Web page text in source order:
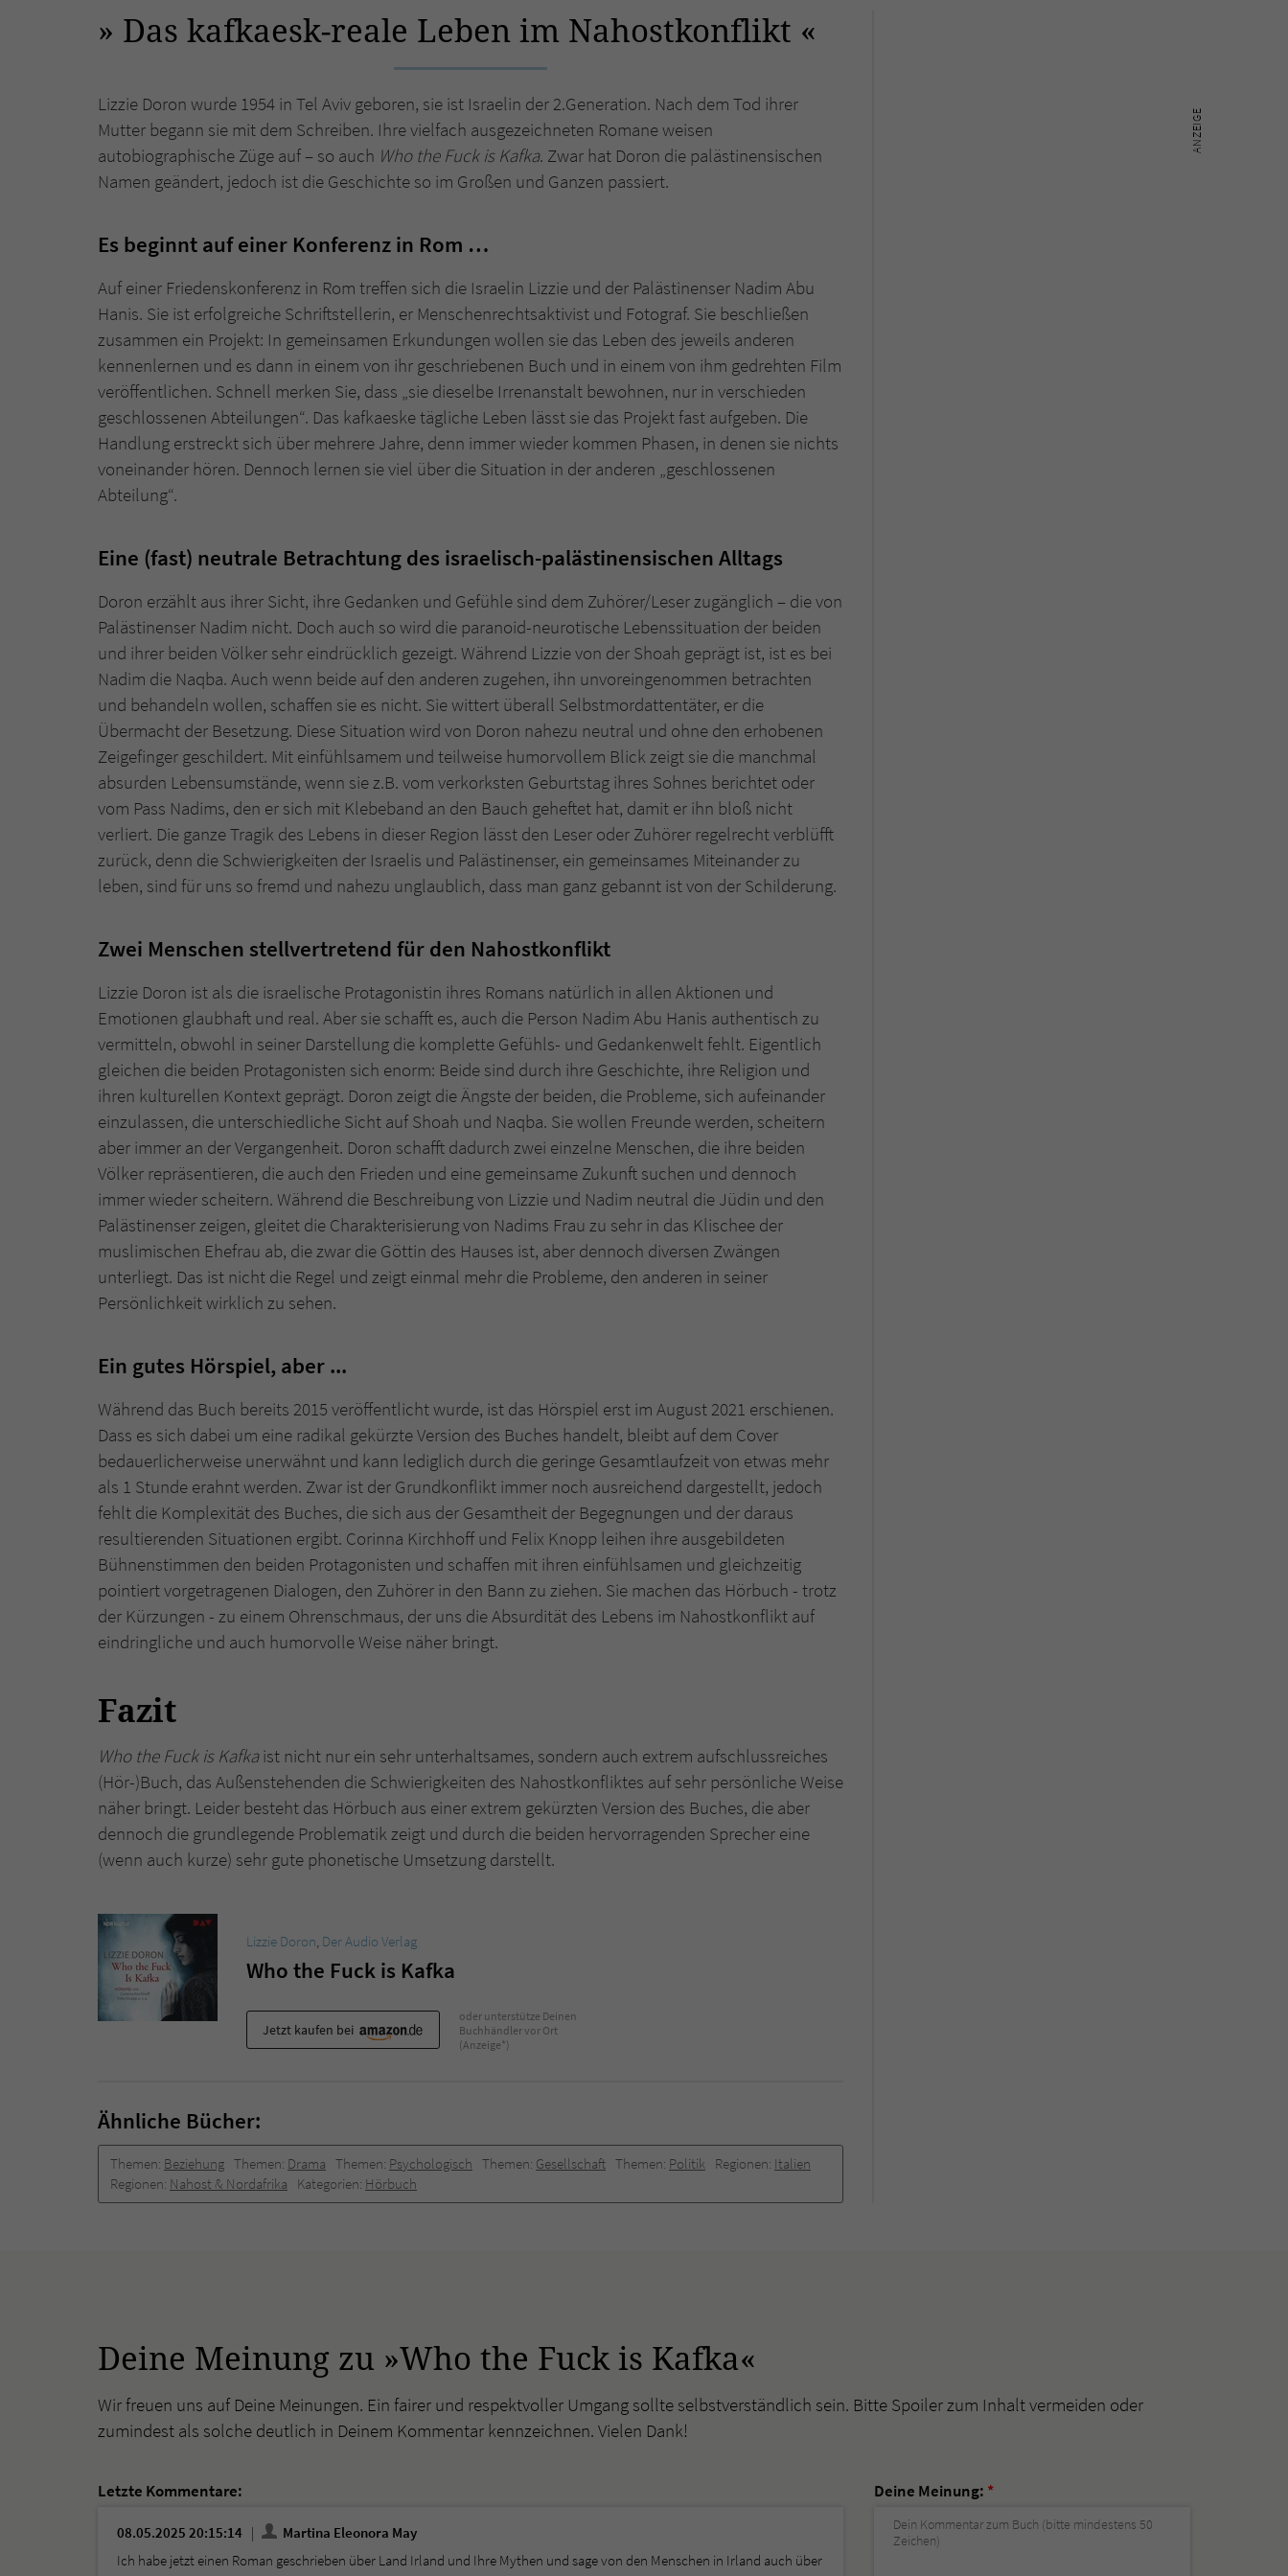
Das kafkaesk-reale Leben im Nahostkonflikt
Lizzie Doron wurde 1954 in Tel Aviv geboren, sie ist Israelin der 2.Generation. Nach dem Tod ihrer
Mutter begann sie mit dem Schreiben. Ihre vielfach ausgezeichneten Romane weisen
autobiographische Züge auf – so auch Who the Fuck is Kafka. Zwar hat Doron die palästinensischen
Namen geändert, jedoch ist die Geschichte so im Großen und Ganzen passiert.
Es beginnt auf einer Konferenz in Rom …
Auf einer Friedenskonferenz in Rom treffen sich die Israelin Lizzie und der Palästinenser Nadim Abu
Hanis. Sie ist erfolgreiche Schriftstellerin, er Menschenrechtsaktivist und Fotograf. Sie beschließen
zusammen ein Projekt: In gemeinsamen Erkundungen wollen sie das Leben des jeweils anderen
kennenlernen und es dann in einem von ihr geschriebenen Buch und in einem von ihm gedrehten Film
veröffentlichen. Schnell merken Sie, dass „sie dieselbe Irrenanstalt bewohnen, nur in verschieden
geschlossenen Abteilungen“. Das kafkaeske tägliche Leben lässt sie das Projekt fast aufgeben. Die
Handlung erstreckt sich über mehrere Jahre, denn immer wieder kommen Phasen, in denen sie nichts
voneinander hören. Dennoch lernen sie viel über die Situation in der anderen „geschlossenen
Abteilung“.
Eine (fast) neutrale Betrachtung des israelisch-palästinensischen Alltags
Doron erzählt aus ihrer Sicht, ihre Gedanken und Gefühle sind dem Zuhörer/Leser zugänglich – die von
Palästinenser Nadim nicht. Doch auch so wird die paranoid-neurotische Lebenssituation der beiden
und ihrer beiden Völker sehr eindrücklich gezeigt. Während Lizzie von der Shoah geprägt ist, ist es bei
Nadim die Naqba. Auch wenn beide auf den anderen zugehen, ihn unvoreingenommen betrachten
und behandeln wollen, schaffen sie es nicht. Sie wittert überall Selbstmordattentäter, er die
Übermacht der Besetzung. Diese Situation wird von Doron nahezu neutral und ohne den erhobenen
Zeigefinger geschildert. Mit einfühlsamem und teilweise humorvollem Blick zeigt sie die manchmal
absurden Lebensumstände, wenn sie z.B. vom verkorksten Geburtstag ihres Sohnes berichtet oder
vom Pass Nadims, den er sich mit Klebeband an den Bauch geheftet hat, damit er ihn bloß nicht
verliert. Die ganze Tragik des Lebens in dieser Region lässt den Leser oder Zuhörer regelrecht verblüfft
zurück, denn die Schwierigkeiten der Israelis und Palästinenser, ein gemeinsames Miteinander zu
leben, sind für uns so fremd und nahezu unglaublich, dass man ganz gebannt ist von der Schilderung.
Zwei Menschen stellvertretend für den Nahostkonflikt
Lizzie Doron ist als die israelische Protagonistin ihres Romans natürlich in allen Aktionen und
Emotionen glaubhaft und real. Aber sie schafft es, auch die Person Nadim Abu Hanis authentisch zu
vermitteln, obwohl in seiner Darstellung die komplette Gefühls- und Gedankenwelt fehlt. Eigentlich
gleichen die beiden Protagonisten sich enorm: Beide sind durch ihre Geschichte, ihre Religion und
ihren kulturellen Kontext geprägt. Doron zeigt die Ängste der beiden, die Probleme, sich aufeinander
einzulassen, die unterschiedliche Sicht auf Shoah und Naqba. Sie wollen Freunde werden, scheitern
aber immer an der Vergangenheit. Doron schafft dadurch zwei einzelne Menschen, die ihre beiden
Völker repräsentieren, die auch den Frieden und eine gemeinsame Zukunft suchen und dennoch
immer wieder scheitern. Während die Beschreibung von Lizzie und Nadim neutral die Jüdin und den
Palästinenser zeigen, gleitet die Charakterisierung von Nadims Frau zu sehr in das Klischee der
muslimischen Ehefrau ab, die zwar die Göttin des Hauses ist, aber dennoch diversen Zwängen
unterliegt. Das ist nicht die Regel und zeigt einmal mehr die Probleme, den anderen in seiner
Persönlichkeit wirklich zu sehen.
Ein gutes Hörspiel, aber ...
Während das Buch bereits 2015 veröffentlicht wurde, ist das Hörspiel erst im August 2021 erschienen.
Dass es sich dabei um eine radikal gekürzte Version des Buches handelt, bleibt auf dem Cover
bedauerlicherweise unerwähnt und kann lediglich durch die geringe Gesamtlaufzeit von etwas mehr
als 1 Stunde erahnt werden. Zwar ist der Grundkonflikt immer noch ausreichend dargestellt, jedoch
fehlt die Komplexität des Buches, die sich aus der Gesamtheit der Begegnungen und der daraus
resultierenden Situationen ergibt. Corinna Kirchhoff und Felix Knopp leihen ihre ausgebildeten
Bühnenstimmen den beiden Protagonisten und schaffen mit ihren einfühlsamen und gleichzeitig
pointiert vorgetragenen Dialogen, den Zuhörer in den Bann zu ziehen. Sie machen das Hörbuch - trotz
der Kürzungen - zu einem Ohrenschmaus, der uns die Absurdität des Lebens im Nahostkonflikt auf
eindringliche und auch humorvolle Weise näher bringt.
Fazit
Who the Fuck is Kafkaist nicht nur ein sehr unterhaltsames, sondern auch extrem aufschlussreiches
(Hör-)Buch, das Außenstehenden die Schwierigkeiten des Nahostkonfliktes auf sehr persönliche Weise
näher bringt. Leider besteht das Hörbuch aus einer extrem gekürzten Version des Buches, die aber
dennoch die grundlegende Problematik zeigt und durch die beiden hervorragenden Sprecher eine
(wenn auch kurze) sehr gute phonetische Umsetzung darstellt.
Lizzie Doron, Der Audio Verlag
Who the Fuck is Kafka
Jetzt kaufen bei
oder unterstütze Deinen
Buchhändler vor Ort
(Anzeige*)
Ähnliche Bücher:
Themen: Beziehung Themen: Drama Themen: Psychologisch Themen: Gesellschaft Themen: Politik Regionen: Italien
Regionen: Nahost & Nordafrika Kategorien: Hörbuch
Deine Meinung zu »Who the Fuck is Kafka«
Wir freuen uns auf Deine Meinungen. Ein fairer und respektvoller Umgang sollte selbstverständlich sein. Bitte Spoiler zum Inhalt vermeiden oder
zumindest als solche deutlich in Deinem Kommentar kennzeichnen. Vielen Dank!
Letzte Kommentare:
08.05.2025 20:15:14
Martina Eleonora May
Ich habe jetzt einen Roman geschrieben über Land Irland und Ihre Mythen und sage von den Menschen in Irland auch über
Deine Meinung: *
Name tx_pwcomments_ahash
Laufzeit 1 Jahr
Zweck Cookie für Kommentare einzelner Buchtitel
Name
Anbieter Literatur-Couch Medien GmbH & Co. KG
Zweck
Dieses Cookie gewährleistet die Kommunikation der
Webseite mit dem Benutzer. Es wird benötigt um z. B.
den Sicherheitscode des Kontaktformulars zu
überprüfen.